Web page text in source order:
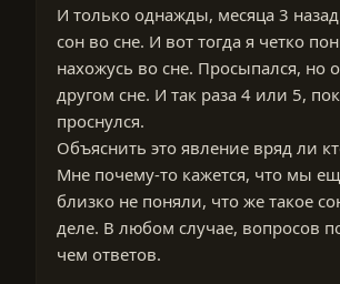
И только однажды, месяца 3
сон во сне. И вот тогда я четко
нахожусь во сне. Просыпался, но
другом сне. И так раза 4 или 5,
проснулся.
Объяснить это явление вряд ли
Мне почему-то кажется, что мы
близко не поняли, что же такое
деле. В любом случае, вопросов
чем ответов.